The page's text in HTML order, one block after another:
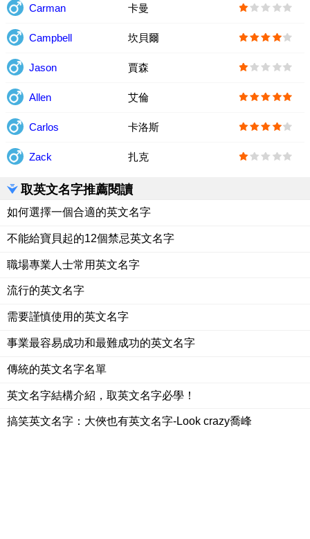
Carman 卡曼
Campbell 坎貝爾
Jason 賈森
Allen 艾倫
Carlos 卡洛斯
Zack 扎克
取英文名字推薦閱讀
如何選擇一個合適的英文名字
不能給寶貝起的12個禁忌英文名字
職場專業人士常用英文名字
流行的英文名字
需要謹慎使用的英文名字
事業最容易成功和最難成功的英文名字
傳統的英文名字名單
英文名字結構介紹，取英文名字必學！
搞笑英文名字：大俠也有英文名字-Look crazy喬峰